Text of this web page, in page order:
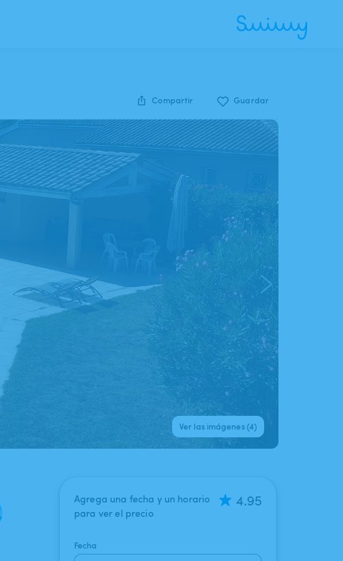
Compartir Guardar
Ver las imágenes (4)
Agrega una fecha y un horario
para ver el precio
4.95
Fecha